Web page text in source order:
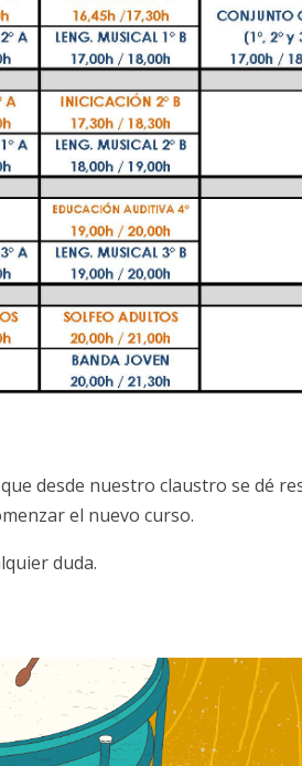
desde nuestro claustro se dé
el nuevo curso.
duda.